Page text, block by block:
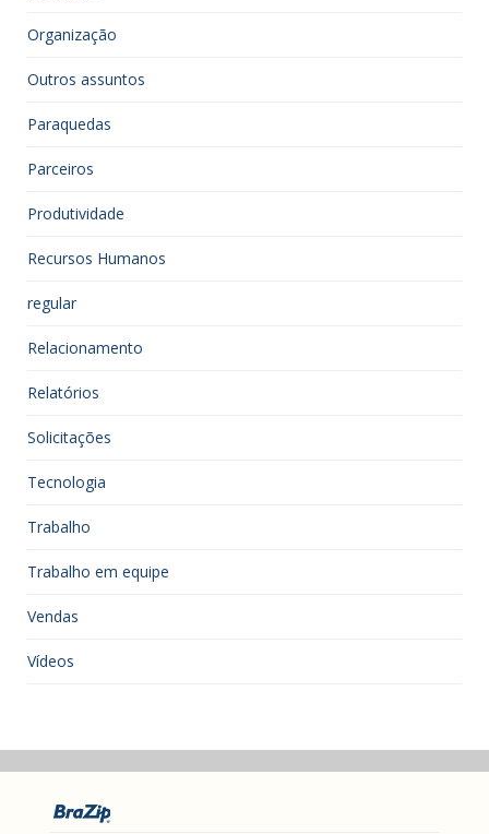
Organização
Outros assuntos
Paraquedas
Parceiros
Produtividade
Recursos Humanos
regular
Relacionamento
Relatórios
Solicitações
Tecnologia
Trabalho
Trabalho em equipe
Vendas
Vídeos